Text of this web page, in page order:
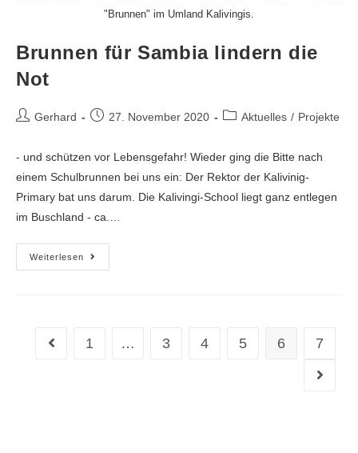
"Brunnen" im Umland Kalivingis.
Brunnen für Sambia lindern die
Not
Gerhard 27. November 2020 Aktuelles / Projekte
- und schützen vor Lebensgefahr! Wieder ging die Bitte nach
einem Schulbrunnen bei uns ein: Der Rektor der Kalivinig-
Primary bat uns darum. Die Kalivingi-School liegt ganz entlegen
im Buschland - ca.…
Weiterlesen
1 … 3 4 5 6 7